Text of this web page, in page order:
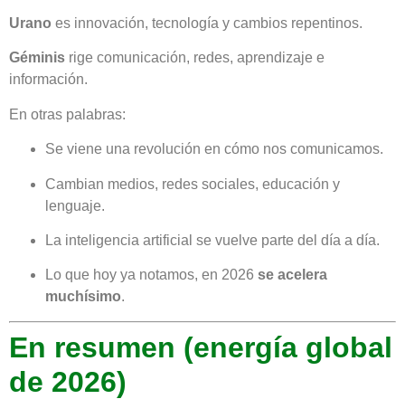
Urano es innovación, tecnología y cambios repentinos.
Géminis rige comunicación, redes, aprendizaje e
información.
En otras palabras:
Se viene una revolución en cómo nos comunicamos.
Cambian medios, redes sociales, educación y
lenguaje.
La inteligencia artificial se vuelve parte del día a día.
Lo que hoy ya notamos, en 2026 se acelera
muchísimo.
En resumen (energía global
de 2026)